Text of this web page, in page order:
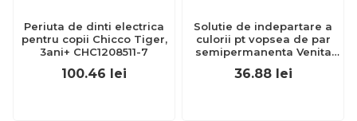
Periuta de dinti electrica
pentru copii Chicco Tiger,
3ani+ CHC1208511-7
100.46 lei
Solutie de indepartare a
culorii pt vopsea de par
semipermanenta Venita
Hair Color Remover, 115ml
15 ml
36.88 lei